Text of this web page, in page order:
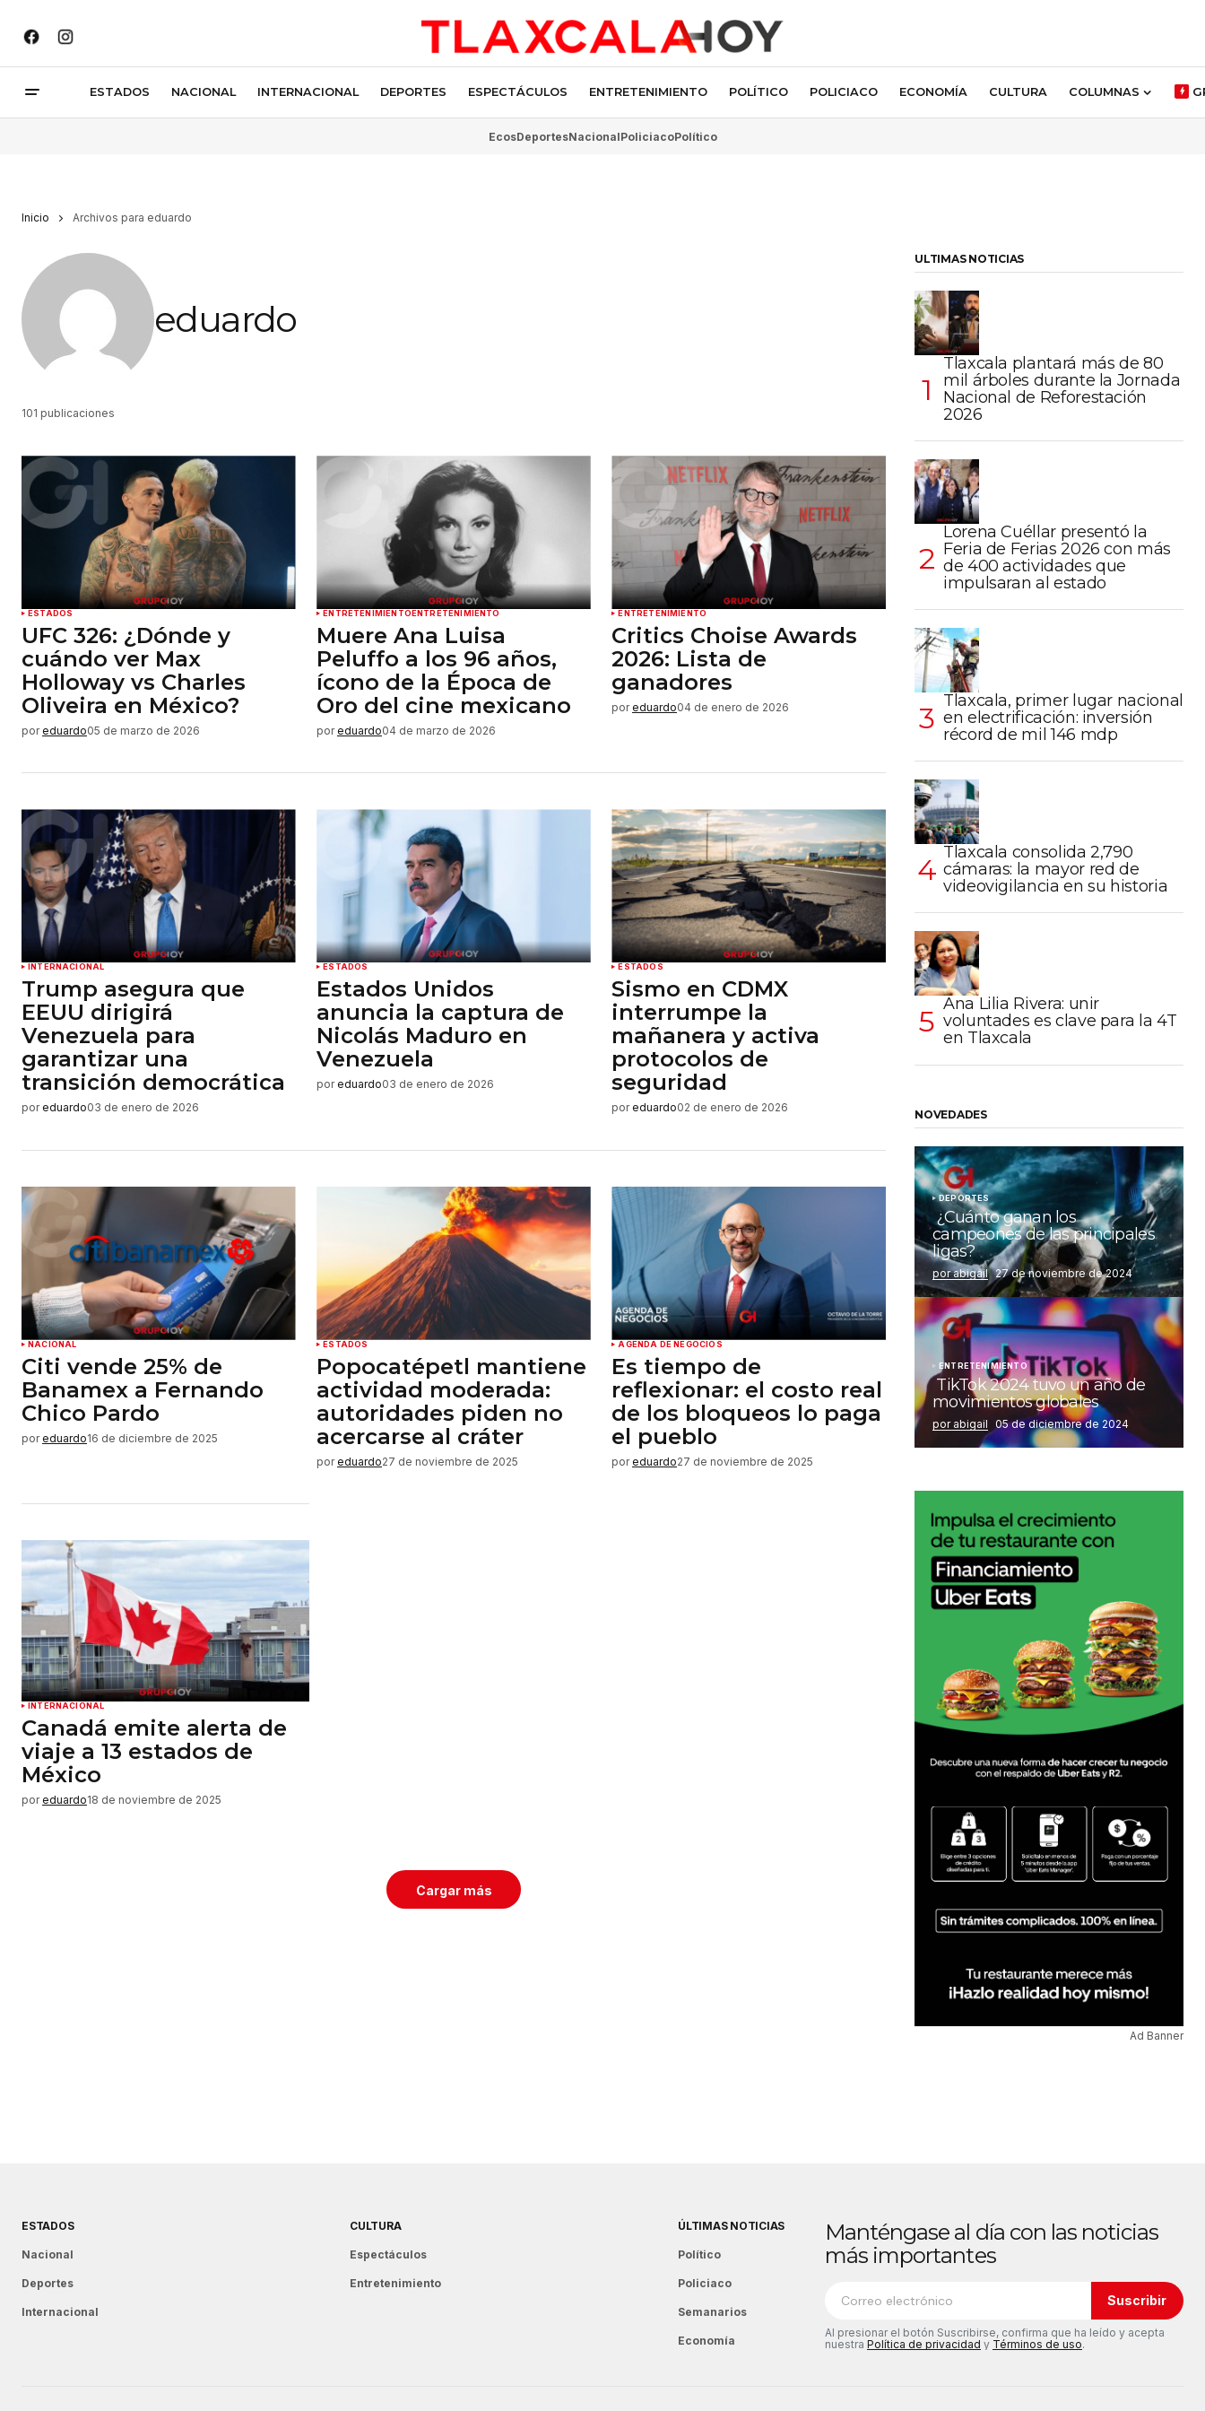
ESTADOS NACIONAL INTERNACIONAL DEPORTES ESPECTÁCULOS ENTRETENIMIENTO POLÍTICO POLICIACO ECONOMÍA CULTURA COLUMNAS
EcosDeportesNacionalPoliciacoPolítico
Inicio Archivos para eduardo
eduardo
101 publicaciones
ESTADOS
UFC 326: ¿Dónde y
cuándo ver Max
Holloway vs Charles
Oliveira en México?
por eduardo05 de marzo de 2026
ENTRETENIMIENTOENTRETENIMIENTO
Muere Ana Luisa
Peluffo a los 96 años,
ícono de la Época de
Oro del cine mexicano
por eduardo04 de marzo de 2026
ENTRETENIMIENTO
Critics Choise Awards
2026: Lista de
ganadores
por eduardo04 de enero de 2026
INTERNACIONAL
Trump asegura que
EEUU dirigirá
Venezuela para
garantizar una
transición democrática
por eduardo03 de enero de 2026
ESTADOS
Estados Unidos
anuncia la captura de
Nicolás Maduro en
Venezuela
por eduardo03 de enero de 2026
ESTADOS
Sismo en CDMX
interrumpe la
mañanera y activa
protocolos de
seguridad
por eduardo02 de enero de 2026
NACIONAL
Citi vende 25% de
Banamex a Fernando
Chico Pardo
por eduardo16 de diciembre de 2025
ESTADOS
Popocatépetl mantiene
actividad moderada:
autoridades piden no
acercarse al cráter
por eduardo27 de noviembre de 2025
AGENDA DE NEGOCIOS
Es tiempo de
reflexionar: el costo real
de los bloqueos lo paga
el pueblo
por eduardo27 de noviembre de 2025
INTERNACIONAL
Canadá emite alerta de
viaje a 13 estados de
México
por eduardo18 de noviembre de 2025
Cargar más
ULTIMAS NOTICIAS
Tlaxcala plantará más de 80
mil árboles durante la Jornada
Nacional de Reforestación
2026
Lorena Cuéllar presentó la
Feria de Ferias 2026 con más
de 400 actividades que
impulsaran al estado
Tlaxcala, primer lugar nacional
en electrificación: inversión
récord de mil 146 mdp
Tlaxcala consolida 2,790
cámaras: la mayor red de
videovigilancia en su historia
Ana Lilia Rivera: unir
voluntades es clave para la 4T
en Tlaxcala
NOVEDADES
DEPORTES
¿Cuánto ganan los
campeones de las principales
ligas?
por abigail 27 de noviembre de 2024
ENTRETENIMIENTO
TikTok 2024 tuvo un año de
movimientos globales
por abigail 05 de diciembre de 2024
Ad Banner
ESTADOS
Nacional
Deportes
Internacional
CULTURA
Espectáculos
Entretenimiento
ÚLTIMAS NOTICIAS
Político
Policiaco
Semanarios
Economía
Manténgase al día con las noticias
más importantes
Suscribir
Al presionar el botón Suscribirse, confirma que ha leído y acepta
nuestra Política de privacidad y Términos de uso.